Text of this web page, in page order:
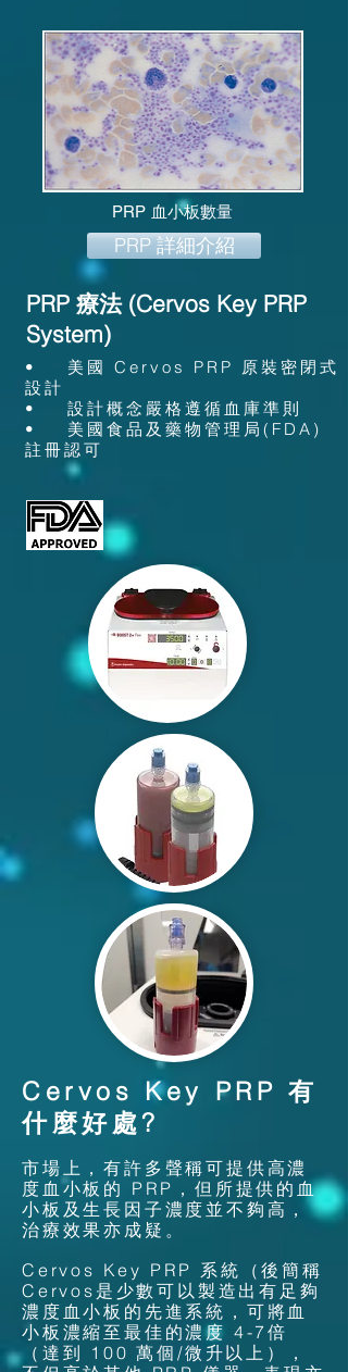
PRP 血小板數量
PRP 詳細介紹
PRP 療法 (Cervos Key PRP
System)
• 美國 Cervos PRP 原裝密閉式
設計
• 設計概念嚴格遵循血庫準則
• 美國食品及藥物管理局(FDA)
註冊認可
Cervos Key PRP 有
什麼好處?
市場上，有許多聲稱可提供高濃
度血小板的 PRP，但所提供的血
小板及生長因子濃度並不夠高，
治療效果亦成疑 。
Cervos Key PRP 系統（後簡稱
Cervos是少數可以製造出有足夠
濃度血小板的先進系統，可將血
小板濃縮至最佳的濃度 4-7倍
（達到 100 萬個/微升以上），